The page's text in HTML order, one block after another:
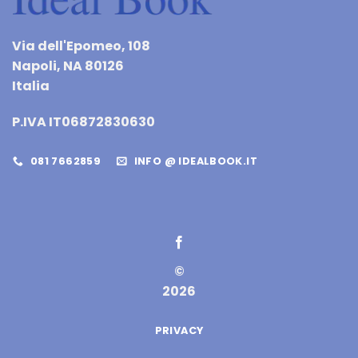
Via dell'Epomeo, 108
Napoli, NA 80126
Italia
P.IVA IT06872830630
081 7662859 INFO @ IDEALBOOK.IT
©
2026
PRIVACY